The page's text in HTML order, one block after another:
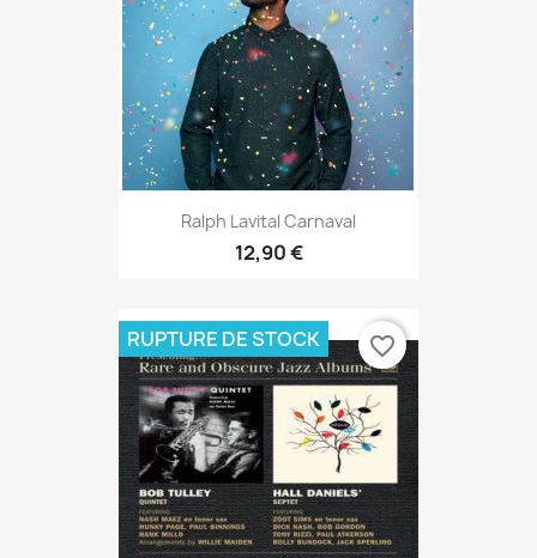
Ralph Lavital Carnaval
12,90 €
RUPTURE DE STOCK favorite_border